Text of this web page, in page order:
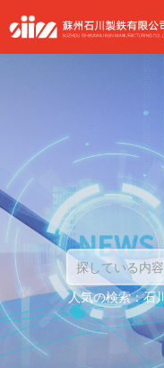
人気の検索：石